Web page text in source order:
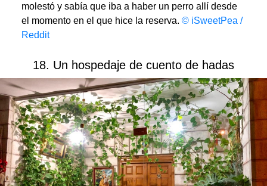
molestó y sabía que iba a haber un perro allí desde
el momento en el que hice la reserva. © iSweetPea /
Reddit
18. Un hospedaje de cuento de hadas